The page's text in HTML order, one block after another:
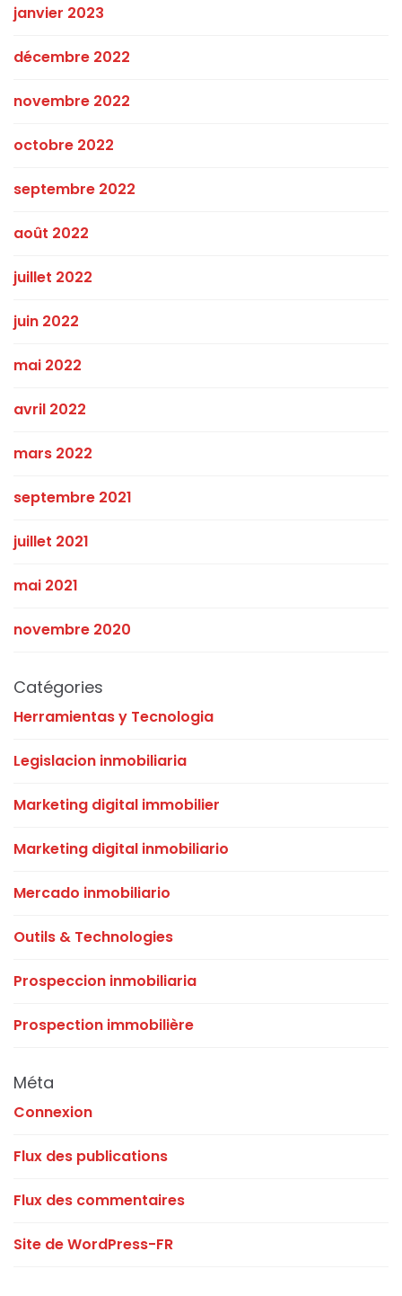
janvier 2023
décembre 2022
novembre 2022
octobre 2022
septembre 2022
août 2022
juillet 2022
juin 2022
mai 2022
avril 2022
mars 2022
septembre 2021
juillet 2021
mai 2021
novembre 2020
Catégories
Herramientas y Tecnologia
Legislacion inmobiliaria
Marketing digital immobilier
Marketing digital inmobiliario
Mercado inmobiliario
Outils & Technologies
Prospeccion inmobiliaria
Prospection immobilière
Méta
Connexion
Flux des publications
Flux des commentaires
Site de WordPress-FR